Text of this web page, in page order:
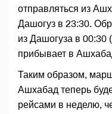
отправляться из
Дашогуз в 23:30.
из Дашогуза в 00:30
прибывает в
Таким образом,
Ашхабад теперь
рейсами в неделю,